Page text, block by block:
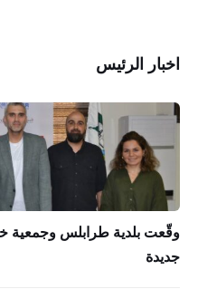
اخبار الرئيس
وقّعت بلدية طرابلس وجمعية
جديدة